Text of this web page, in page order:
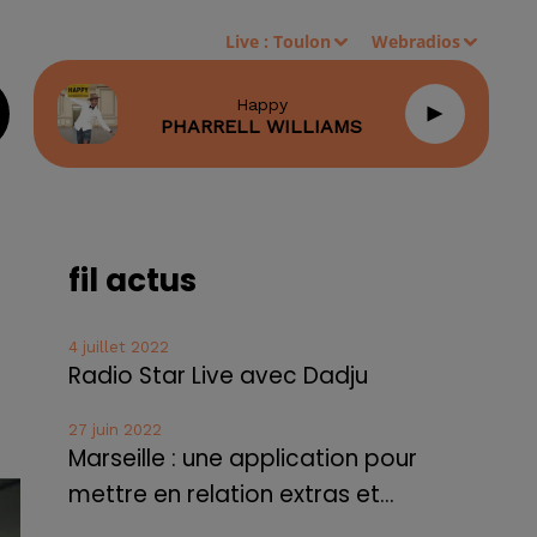
Live :Toulon Webradios
Happy
PHARRELL WILLIAMS
fil actus
4 juillet 2022
Radio Star Live avec Dadju
27 juin 2022
Marseille : une application pour
mettre en relation extras et...